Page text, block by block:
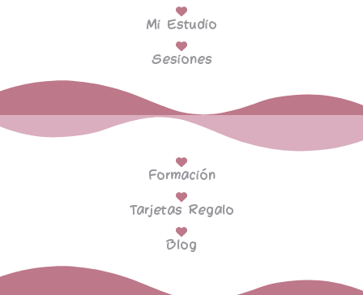
Mi Estudio
Sesiones
Formación
Tarjetas Regalo
Blog